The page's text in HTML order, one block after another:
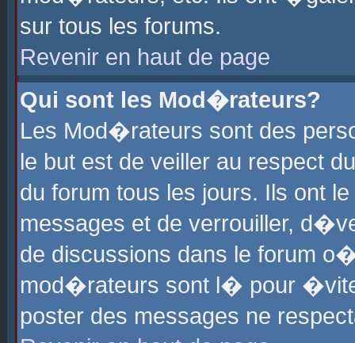
sur tous les forums.
Revenir en haut de page
Qui sont les Mod�rateurs?
Les Mod�rateurs sont des
le but est de veiller au respect
du forum tous les jours. Ils ont
messages et de verrouiller,
de discussions dans le forum
mod�rateurs sont l� pour
poster des messages ne